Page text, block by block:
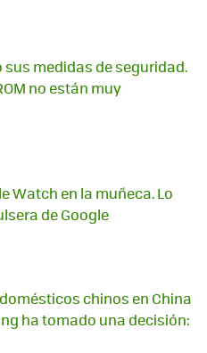
medidas de seguridad.
no están muy
Watch en la muñeca. Lo
de Google
chinos en China
ha tomado una decisión: